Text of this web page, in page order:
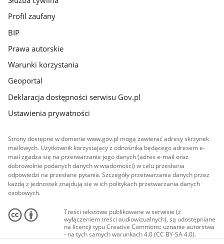
Profil zaufany
BIP
Prawa autorskie
Warunki korzystania
Geoportal
Deklaracja dostępności serwisu Gov.pl
Ustawienia prywatności
Strony dostępne w domenie www.gov.pl mogą zawierać adresy skrzynek
mailowych. Użytkownik korzystający z odnośnika będącego adresem e-
mail zgadza się na przetwarzanie jego danych (adres e-mail oraz
dobrowolnie podanych danych w wiadomości) w celu przesłania
odpowiedzi na przesłane pytania. Szczegóły przetwarzania danych przez
każdą z jednostek znajdują się w ich politykach przetwarzania danych
osobowych.
Treści tekstowe publikowane w serwisie (z
wyłączeniem treści audiowizualnych), są udostępniane
na licencji typu Creative Commons: uznanie autorstwa
- na tych samych warunkach 4.0 (CC BY-SA 4.0).
Materiały audiowizualne, w tym zdjęcia, materiały